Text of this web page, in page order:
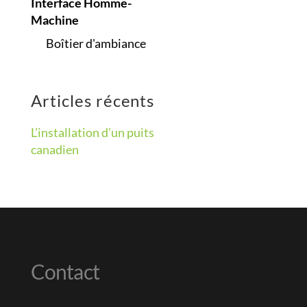
Machine
Boîtier d'ambiance
Articles récents
L’installation d’un puits
canadien
Contact